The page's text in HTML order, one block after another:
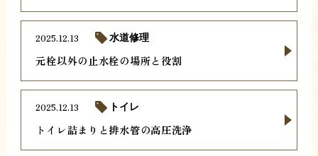
元栓以外の止水栓の場所と役割
2025.12.13 水道修理
トイレ詰まりと排水管の高圧洗浄
2025.12.13 トイレ